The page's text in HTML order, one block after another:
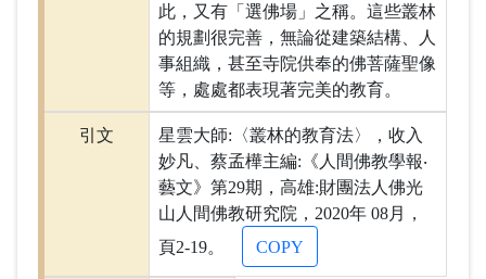
此，又有「選佛場」之稱。這些叢林
的規劃很完善，無論從建築結構、人
事組織，甚至寺院供奉的佛菩薩聖像
等，處處都表現著完美的教育。
引文
星雲大師:〈叢林的教育法〉，收入
妙凡、蔡孟樺主編:《人間佛教學報‧
藝文》第29期，高雄:財團法人佛光
山人間佛教研究院，2020年 08月，
頁2-19。
COPY